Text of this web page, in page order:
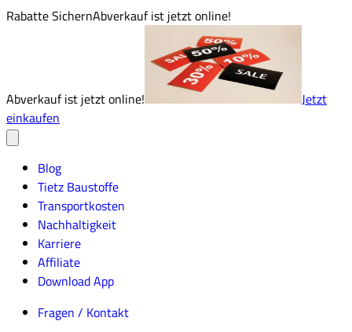
Rabatte SichernAbverkauf ist jetzt online!
Abverkauf ist jetzt online!
Jetzt
einkaufen
Blog
Tietz Baustoffe
Transportkosten
Nachhaltigkeit
Karriere
Affiliate
Download App
Fragen / Kontakt